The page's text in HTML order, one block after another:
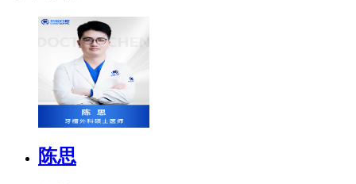
陈思